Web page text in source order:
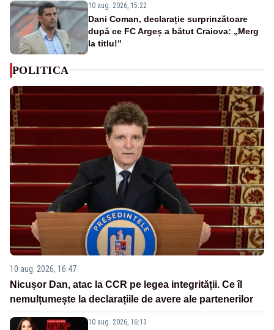
10 aug. 2026, 15:22
Dani Coman, declarație surprinzătoare
după ce FC Argeș a bătut Craiova: „Merg
la titlu!”
POLITICA
10 aug. 2026, 16:47
Nicușor Dan, atac la CCR pe legea integrității. Ce îl
nemulțumește la declarațiile de avere ale partenerilor
10 aug. 2026, 16:13